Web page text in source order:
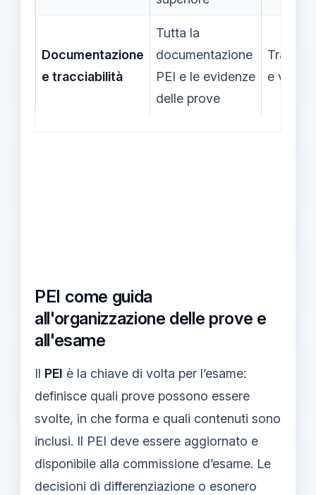
Documentazione
e tracciabilità
Tutta la
documentazione
PEI e le evidenze
delle prove
e
PEI come guida
all'organizzazione delle prove e
all'esame
Il PEI è la chiave di volta per l’esame:
definisce quali prove possono essere
svolte, in che forma e quali contenuti sono
inclusi. Il PEI deve essere aggiornato e
disponibile alla commissione d’esame. Le
decisioni di differenziazione o esonero